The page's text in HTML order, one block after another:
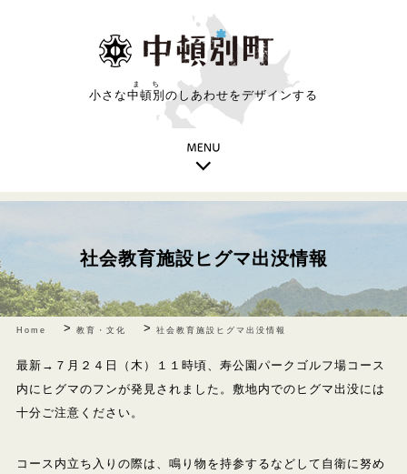
小さな中頓別
まち
のしあわせをデザインする
社会教育施設ヒグマ出没情報
Home > 教育・文化 > 社会教育施設ヒグマ出没情報
最新→７月２４日（木）１１時頃、寿公園パークゴルフ場コース
内に ヒグマのフンが発見されました。敷地内での ヒグマ出没には
十分ご注意ください。
コース内立ち入りの際は、 鳴り物を持参するなどして自衛に努め